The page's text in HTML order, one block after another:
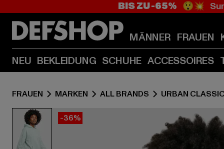
BIS ZU -65% 😲💥
MÄNNER FRAUEN
NEU BEKLEIDUNG SCHUHE ACCESSOIRES
FRAUEN MARKEN ALL BRANDS URBAN
-36%